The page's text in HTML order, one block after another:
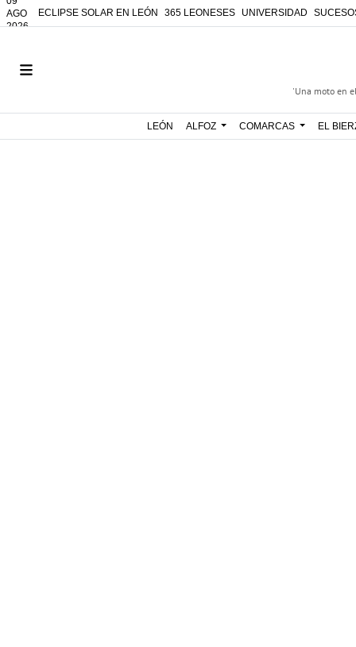
AGO
2026
ECLIPSE SOLAR EN LEÓN 365 LEONESES UNIVERSIDAD
'Una moto en
LEÓN ALFOZ COMARCAS EL